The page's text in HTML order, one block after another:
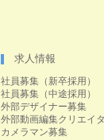
求人情報
社員募集（新卒採用）
社員募集（中途採用）
外部デザイナー募集
外部動画編集クリエイ
カメラマン募集